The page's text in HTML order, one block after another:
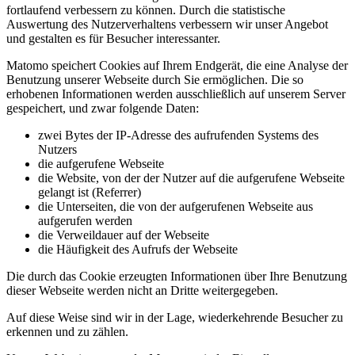
fortlaufend verbessern zu können. Durch die statistische
Auswertung des Nutzerverhaltens verbessern wir unser Angebot
und gestalten es für Besucher interessanter.
Matomo speichert Cookies auf Ihrem Endgerät, die eine Analyse der
Benutzung unserer Webseite durch Sie ermöglichen. Die so
erhobenen Informationen werden ausschließlich auf unserem Server
gespeichert, und zwar folgende Daten:
zwei Bytes der IP-Adresse des aufrufenden Systems des
Nutzers
die aufgerufene Webseite
die Website, von der der Nutzer auf die aufgerufene Webseite
gelangt ist (Referrer)
die Unterseiten, die von der aufgerufenen Webseite aus
aufgerufen werden
die Verweildauer auf der Webseite
die Häufigkeit des Aufrufs der Webseite
Die durch das Cookie erzeugten Informationen über Ihre Benutzung
dieser Webseite werden nicht an Dritte weitergegeben.
Auf diese Weise sind wir in der Lage, wiederkehrende Besucher zu
erkennen und zu zählen.